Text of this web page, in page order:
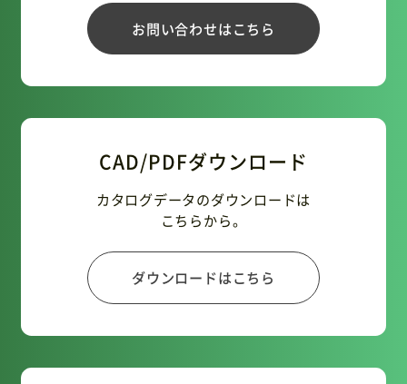
お問い合わせはこちら
CAD/PDFダウンロード
カタログデータのダウンロードは
こちらから。
ダウンロードはこちら